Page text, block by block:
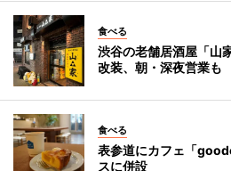
食べる
渋谷の老舗居酒屋「
改装、朝・深夜営業も
食べる
表参道にカフェ「
スに併設